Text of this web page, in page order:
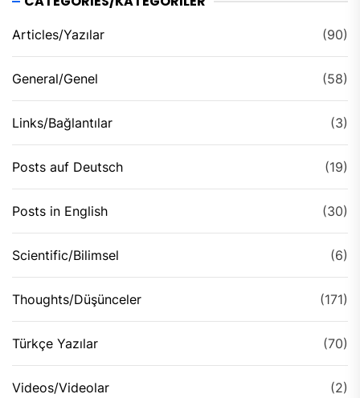
Articles/Yazılar (90)
General/Genel (58)
Links/Bağlantılar (3)
Posts auf Deutsch (19)
Posts in English (30)
Scientific/Bilimsel (6)
Thoughts/Düşünceler (171)
Türkçe Yazılar (70)
Videos/Videolar (2)